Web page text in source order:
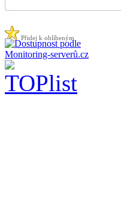
Přidej k oblíbeným